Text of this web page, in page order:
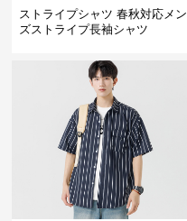
ストライプシャツ 春秋対応メン
ズストライプ長袖シャツ